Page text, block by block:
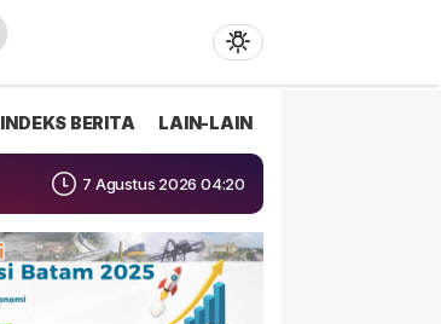
INDEKS BERITA LAIN-LAIN
7 Agustus 2026 04:20